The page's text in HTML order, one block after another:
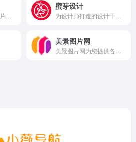
蜜芽设计
美景图片网